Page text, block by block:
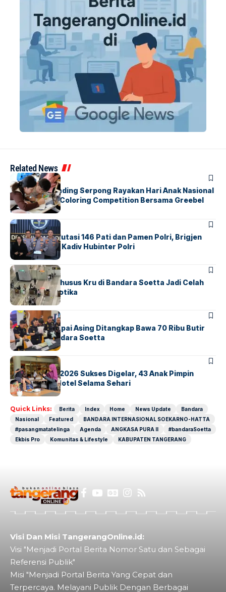
Related News
BERITAINDEX
Atria Hotel Gading Serpong Rayakan Hari Anak Nasional
Lewat Family Coloring Competition Bersama Greebel
Indonesia
BERITA
Mabes Polri Mutasi 146 Pati dan Pamen Polri, Brigjen
Untung Jabat Kadiv Hubinter Polri
BANDARABERITA
Ketika Jalur Khusus Kru di Bandara Soetta Jadi Celah
Sindikat Narkotika
BANDARA BERITA
Kopilot Maskapai Asing Ditangkap Bawa 70 Ribu Butir
Ekstasi di Bandara Soetta
BERITAINDEX
GM For A Day 2026 Sukses Digelar, 43 Anak Pimpin
Operasional Hotel Selama Sehari
Quick Links: Berita Index Home News Update
Bandara
Nasional
Featured
BANDARA INTERNASIONAL SOEKARNO-HATTA
#pasangmatatelinga
Agenda ANGKASA PURA II
#bandaraSoetta
Ekbis Pro
Komunitas & Lifestyle KABUPATEN TANGERANG
Visi Dan Misi TangerangOnline.id:
Visi "Menjadi Portal Berita Nomor Satu dan Sebagai
Referensi Publik"
Misi "Menjadi Portal Berita Yang Cepat dan
Terpercaya. Melayani Publik Dengan Berbagai